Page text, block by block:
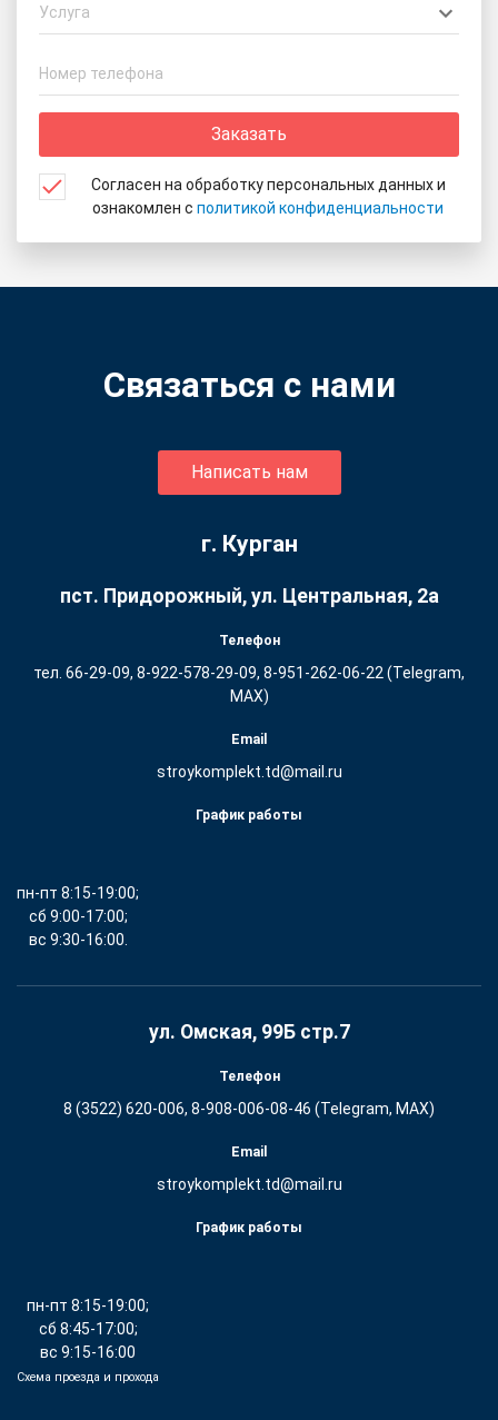
Услуга
Заказать
Согласен на обработку персональных данных и
ознакомлен с политикой конфиденциальности
Связаться с нами
Написать нам
г. Курган
пст. Придорожный, ул. ​Центральная, 2а
Телефон
тел. 66-29-09, 8-922-578-29-09, 8-951-262-06-22 (Telegram,
MAX)
Email
stroykomplekt.td@mail.ru
График работы
пн-пт 8:15-19:00;
сб 9:00-17:00;
вс 9:30-16:00.
ул. Омская, 99Б стр.7
Телефон
8 (3522) 620-006, 8-908-006-08-46 (Telegram, MAX)
Email
stroykomplekt.td@mail.ru
График работы
пн-пт 8:15-19:00;
сб 8:45-17:00;
вс 9:15-16:00
Схема проезда и прохода